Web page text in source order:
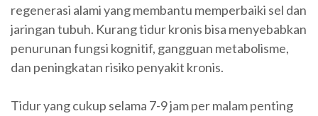
regenerasi alami yang membantu memperbaiki sel dan
jaringan tubuh. Kurang tidur kronis bisa menyebabkan
penurunan fungsi kognitif, gangguan metabolisme,
dan peningkatan risiko penyakit kronis.
Tidur yang cukup selama 7-9 jam per malam penting